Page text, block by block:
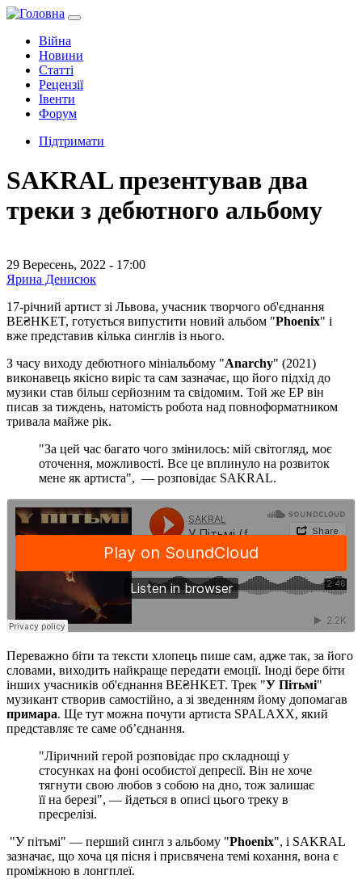
Війна
Новини
Статті
Рецензії
Івенти
Форум
Підтримати
SAKRAL презентував два
треки з дебютного альбому
29 Вересень, 2022 - 17:00
Ярина Денисюк
17-річний артист зі Львова, учасник творчого об'єднання
BE₴HKET, готується випустити новий альбом "Phoenix" і
вже представив кілька синглів із нього.
З часу виходу дебютного мініальбому "Anarchy" (2021)
виконавець якісно виріс та сам зазначає, що його підхід до
музики став більш серйозним та свідомим. Той же ЕР він
писав за тиждень, натомість робота над повноформатником
тривала майже рік.
"За цей час багато чого змінилось: мій світогляд, моє
оточення, можливості. Все це вплинуло на розвиток
мене як артиста", — розповідає SAKRAL.
Переважно біти та тексти хлопець пише сам, адже так, за його
словами, виходить найкраще передати емоції. Іноді бере біти
інших учасників об'єднання BE₴HKET. Трек "У Пітьмі"
музикант створив самостійно, а зі зведенням йому допомагав
примара. Ще тут можна почути артиста SPALAXX, який
представляє те саме об’єднання.
"Ліричний герой розповідає про складнощі у
стосунках на фоні особистої депресії. Він не хоче
тягнути свою любов з собою на дно, тож залишає
її на березі", — йдеться в описі цього треку в
пресрелізі.
"У пітьмі" — перший сингл з альбому "Phoenix", і SAKRAL
зазначає, що хоча ця пісня і присвячена темі кохання, вона є
проміжною в лонгплеї.